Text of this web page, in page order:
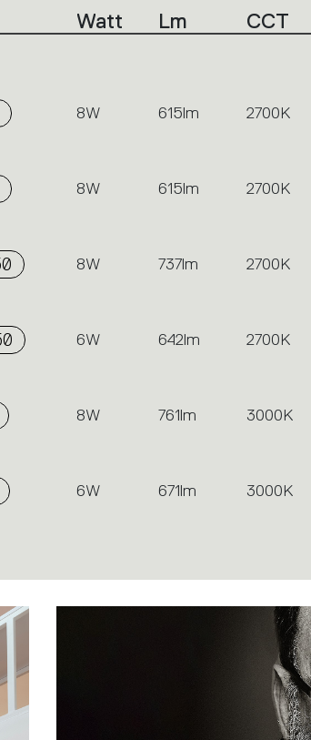
Watt Lm CCT
8W 615lm 2700K
8W 615lm 2700K
8W 737lm 2700K
6W 642lm 2700K
8W 761lm 3000K
6W 671lm 3000K
Tolomeo Faretto